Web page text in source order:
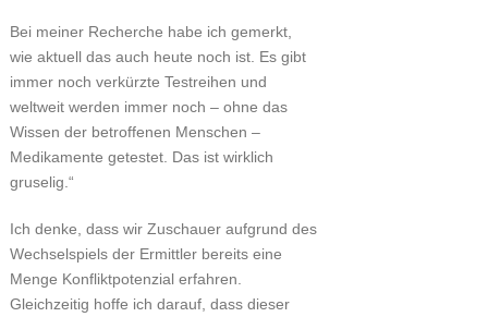
Bei meiner Recherche habe ich gemerkt,
wie aktuell das auch heute noch ist. Es gibt
immer noch verkürzte Testreihen und
weltweit werden immer noch – ohne das
Wissen der betroffenen Menschen –
Medikamente getestet. Das ist wirklich
gruselig.“
Ich denke, dass wir Zuschauer aufgrund des
Wechselspiels der Ermittler bereits eine
Menge Konfliktpotenzial erfahren.
Gleichzeitig hoffe ich darauf, dass dieser